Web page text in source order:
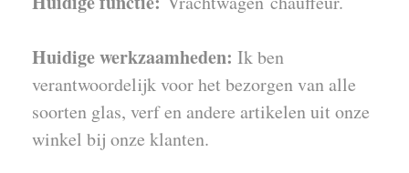
Huidige werkzaamheden: Ik ben
verantwoordelijk voor het bezorgen van alle
soorten glas, verf en andere artikelen uit onze
winkel bij onze klanten.